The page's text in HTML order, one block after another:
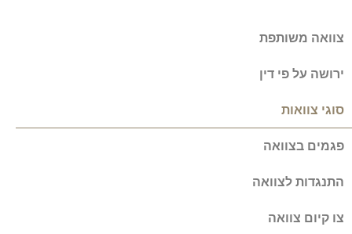
צוואה משותפת
ירושה על פי דין
סוגי צוואות
פגמים בצוואה
התנגדות לצוואה
צו קיום צוואה